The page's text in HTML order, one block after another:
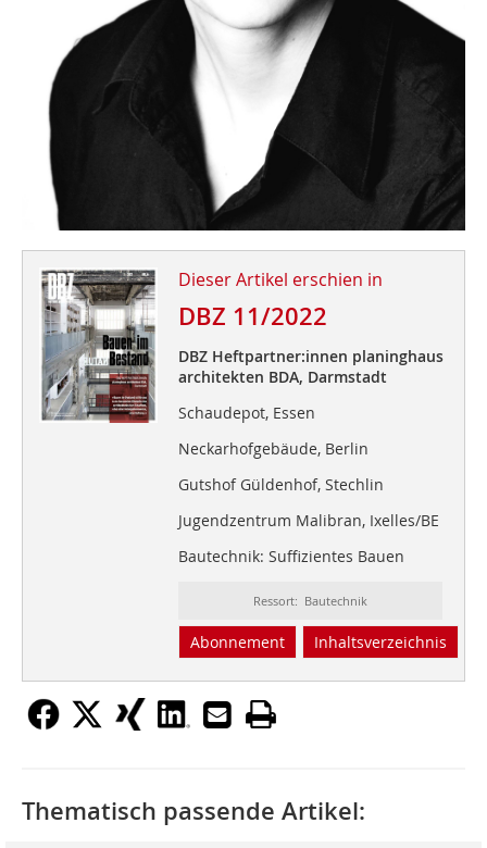
Dieser Artikel erschien in
DBZ 11/2022
DBZ Heftpartner:innen planinghaus
architekten BDA, Darmstadt
Schaudepot, Essen
Neckarhofgebäude, Berlin
Gutshof Güldenhof, Stechlin
Jugendzentrum Malibran, Ixelles/BE
Bautechnik: Suffizientes Bauen
Ressort: Bautechnik
Abonnement Inhaltsverzeichnis
Thematisch passende Artikel: